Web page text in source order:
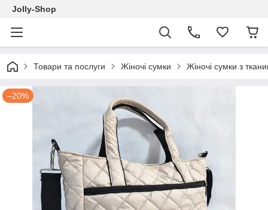
Jolly-Shop
Товари та послуги Жіночі сумки Жіночі сумки з
–20%